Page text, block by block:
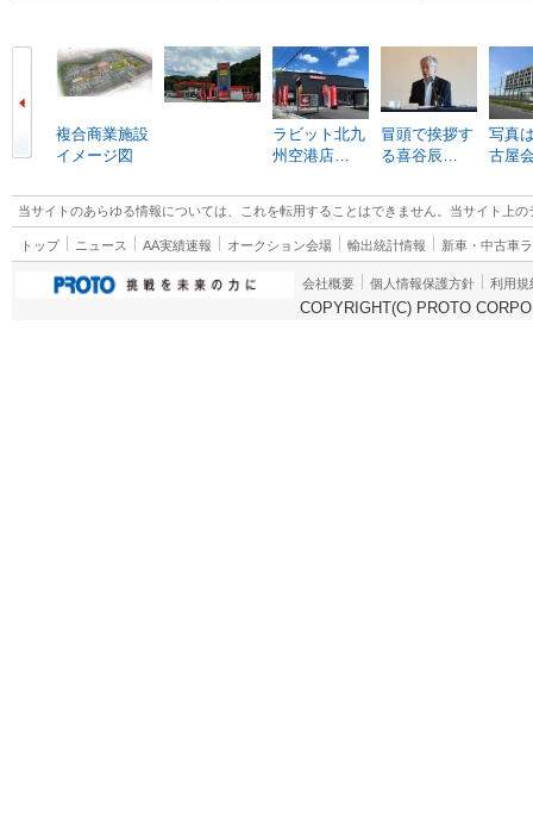
複合商業施設
イメージ図
ラビット北九
州空港店…
冒頭で挨拶す
る喜谷辰…
写真
古屋
当サイトのあらゆる情報については、これを転用することはできません。当サイト上
トップ ニュース AA実績速報 オークション会場 輸出統計情報 新車・中古車
会社概要 個人情報保護方針 利用規
COPYRIGHT(C) PROTO